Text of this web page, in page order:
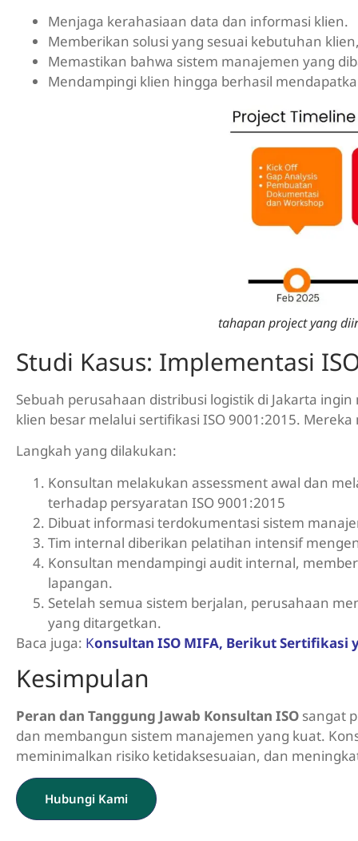
Menjaga kerahasiaan data dan informasi klien.
Memberikan solusi yang sesuai kebutuhan
Memastikan bahwa sistem manajemen yang
Mendampingi klien hingga berhasil
tahapan project yang
Studi Kasus: Implementasi
Sebuah perusahaan distribusi logistik di Jakarta
klien besar melalui sertifikasi ISO 9001:2015.
Langkah yang dilakukan:
Konsultan melakukan assessment awal dan
terhadap persyaratan ISO 9001:2015
Dibuat informasi terdokumentasi sistem
Tim internal diberikan pelatihan intensif
Konsultan mendampingi audit internal,
lapangan.
Setelah semua sistem berjalan, perusahaan
yang ditargetkan.
Baca juga: Konsultan ISO MIFA, Berikut Sertifikasi
Kesimpulan
Peran dan Tanggung Jawab Konsultan ISO sangat
dan membangun sistem manajemen yang kuat.
meminimalkan risiko ketidaksesuaian, dan
Hubungi Kami